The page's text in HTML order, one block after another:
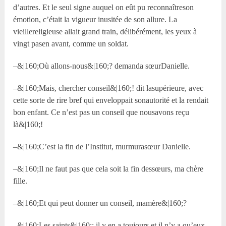
d’autres. Et le seul signe auquel on eût pu reconnaîtreson
émotion, c’était la vigueur inusitée de son allure. La
vieillereligieuse allait grand train, délibérément, les yeux à
vingt pasen avant, comme un soldat.
–&|160;Où allons-nous&|160;? demanda sœurDanielle.
–&|160;Mais, chercher conseil&|160;! dit lasupérieure, avec
cette sorte de rire bref qui enveloppait sonautorité et la rendait
bon enfant. Ce n’est pas un conseil que nousavons reçu
là&|160;!
–&|160;C’est la fin de l’Institut, murmurasœur Danielle.
–&|160;Il ne faut pas que cela soit la fin dessœurs, ma chère
fille.
–&|160;Et qui peut donner un conseil, mamère&|160;?